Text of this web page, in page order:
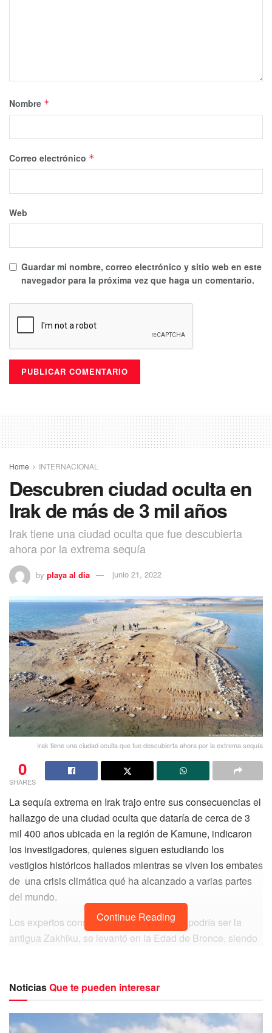
Nombre *
Correo electrónico *
Web
Guardar mi nombre, correo electrónico y sitio web en este
navegador para la próxima vez que haga un comentario.
Home INTERNACIONAL
Descubren ciudad oculta en
Irak de más de 3 mil años
Irak tiene una ciudad oculta que fue descubierta
ahora por la extrema sequía
by playa al dia junio 21, 2022
Irak tiene una ciudad oculta que fue descubierta ahora por la extrema sequía
0
SHARES
La sequía extrema en Irak trajo entre sus consecuencias el
hallazgo de una ciudad oculta que dataría de cerca de 3
mil 400 años ubicada en la región de Kamune, indicaron
los investigadores, quienes siguen estudiando los
vestigios históricos hallados mientras se viven los embates
de una crisis climática qué ha alcanzado a varias partes
del mundo.
Los expertos consideran que esta ciudad podría ser la
antigua Zakhiku, se levantó en la Edad de Bronce, siendo
embalse de Mosul con el fin de evitar que la sequía
afectara a los cultivos.
Continue Reading
NoticiasQue te pueden interesar